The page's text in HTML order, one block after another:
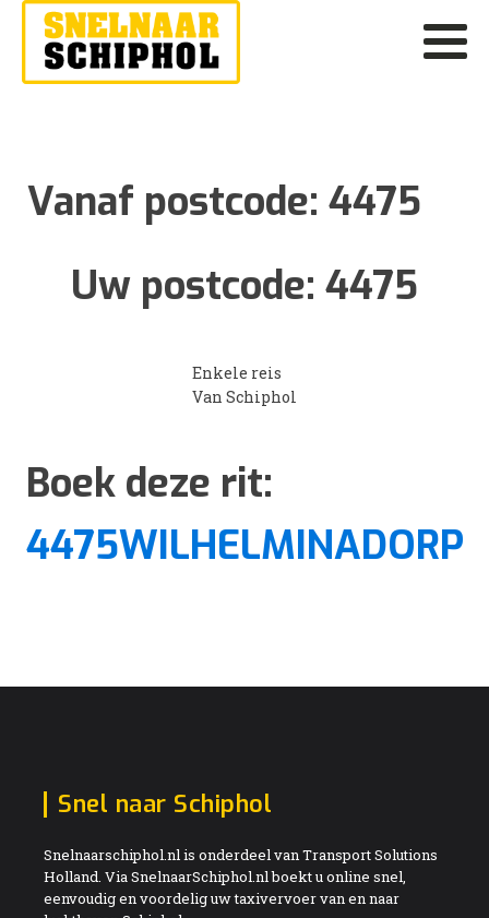
Vanaf postcode: 4475
Uw postcode: 4475
Enkele reis
Van Schiphol
Boek deze rit:
4475WILHELMINADORP
Snel naar Schiphol
Snelnaarschiphol.nl is onderdeel van Transport Solutions
Holland. Via SnelnaarSchiphol.nl boekt u online snel,
eenvoudig en voordelig uw taxivervoer van en naar